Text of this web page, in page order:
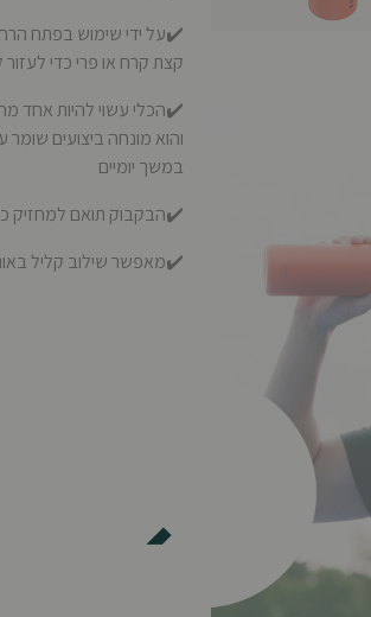
✔️על ידי שימוש בפתח
קצת קרח או פרי כדי
✔️הכלי עשוי להיות אחד
במשך יומיים
✔️הבקבוק תואם למחזיק
✔️מאפשר שילוב קליל